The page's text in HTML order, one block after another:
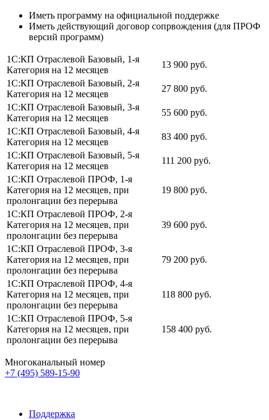
Иметь программу на официальной поддержке
Иметь действующий договор сопрвождения (для ПРОФ
версий программ)
1С:КП Отраслевой Базовый, 1-я
Категория на 12 месяцев
13 900 руб.
1С:КП Отраслевой Базовый, 2-я
Категория на 12 месяцев
27 800 руб.
1С:КП Отраслевой Базовый, 3-я
Категория на 12 месяцев
55 600 руб.
1С:КП Отраслевой Базовый, 4-я
Категория на 12 месяцев
83 400 руб.
1С:КП Отраслевой Базовый, 5-я
Категория на 12 месяцев
111 200 руб.
1С:КП Отраслевой ПРОФ, 1-я
Категория на 12 месяцев, при
пролонгации без перерыва
19 800 руб.
1С:КП Отраслевой ПРОФ, 2-я
Категория на 12 месяцев, при
пролонгации без перерыва
39 600 руб.
1С:КП Отраслевой ПРОФ, 3-я
Категория на 12 месяцев, при
пролонгации без перерыва
79 200 руб.
1С:КП Отраслевой ПРОФ, 4-я
Категория на 12 месяцев, при
пролонгации без перерыва
118 800 руб.
1С:КП Отраслевой ПРОФ, 5-я
Категория на 12 месяцев, при
пролонгации без перерыва
158 400 руб.
Многоканальный номер
+7 (495) 589-15-90
Поддержка